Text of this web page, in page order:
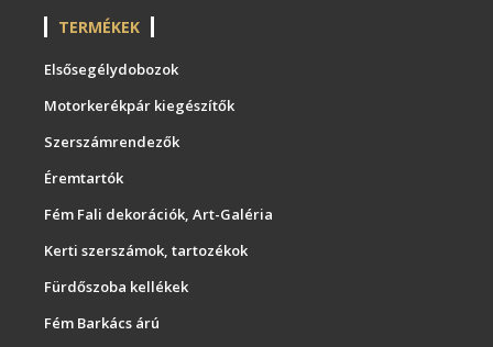
TERMÉKEK
Elsősegélydobozok
Motorkerékpár kiegészítők
Szerszámrendezők
Éremtartók
Fém Fali dekorációk, Art-Galéria
Kerti szerszámok, tartozékok
Fürdőszoba kellékek
Fém Barkács árú